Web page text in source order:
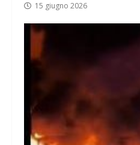
15 giugno 2026